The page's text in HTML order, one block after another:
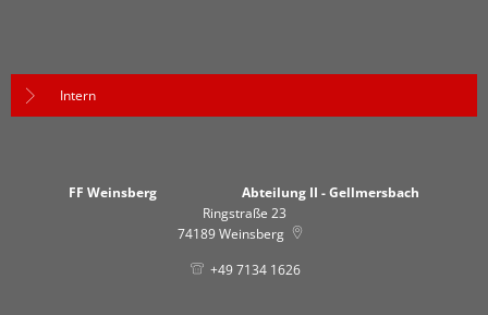
Intern
FF Weinsberg Abteilung II - Gellmersbach
Ringstraße 23
74189Weinsberg
+49 7134 1626